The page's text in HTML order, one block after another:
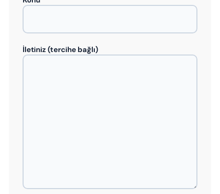
İletiniz (tercihe bağlı)